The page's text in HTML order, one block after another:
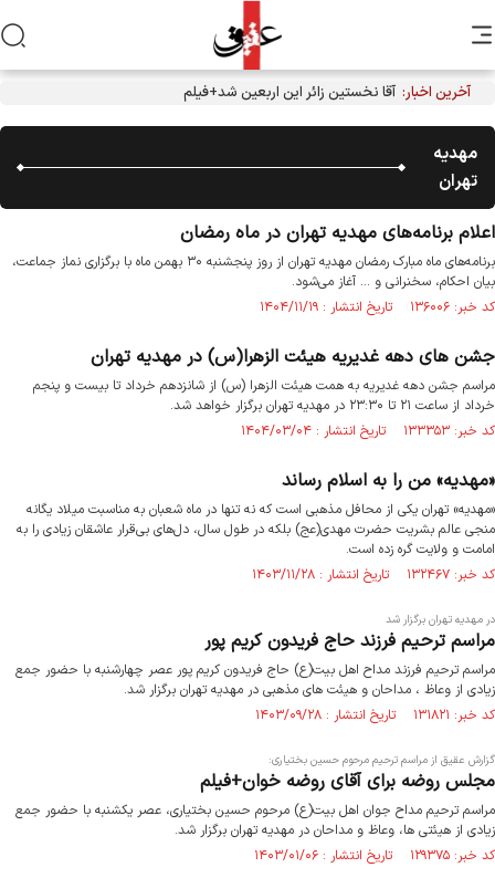
آخرین اخبار: آقا نخستین زائر این اربعین شد+فیلم
مهدیه
تهران
اعلام برنامه‌های مهدیه تهران در ماه رمضان
برنامه‌های ماه مبارک رمضان مهدیه تهران از روز پنجشنبه ۳۰ بهمن ماه با برگزاری نماز جماعت،
بیان احکام، سخنرانی و ... آغاز می‌شود.
کد خبر: ۱۳۶۰۰۶ تاریخ انتشار : ۱۴۰۴/۱۱/۱۹
جشن های دهه غدیریه هیئت الزهرا(س) در مهدیه تهران
مراسم جشن دهه غدیریه به همت هیئت الزهرا (س) از شانزدهم خرداد تا بیست و پنجم
خرداد از ساعت ۲۱ تا ۲۳:۳۰ در مهدیه تهران برگزار خواهد شد.
کد خبر: ۱۳۳۳۵۳ تاریخ انتشار : ۱۴۰۴/۰۳/۰۴
«مهدیه» من را به اسلام رساند
«مهدیه» تهران یکی از محافل مذهبی است که نه تنها در ماه شعبان به مناسبت میلاد یگانه
منجی عالم بشریت حضرت مهدی(عج) بلکه در طول سال، دل‌های بی‌قرار عاشقان زیادی را به
امامت و ولایت گره زده است.
کد خبر: ۱۳۲۴۶۷ تاریخ انتشار : ۱۴۰۳/۱۱/۲۸
در مهدیه تهران برگزار شد
مراسم ترحیم فرزند حاج فریدون کریم پور
مراسم ترحیم فرزند مداح اهل بیت(ع) حاج فریدون کریم پور عصر چهارشنبه با حضور جمع
زیادی از وعاظ ، مداحان و هیئت های مذهبی در مهدیه تهران برگزار شد.
کد خبر: ۱۳۱۸۲۱ تاریخ انتشار : ۱۴۰۳/۰۹/۲۸
گزارش عقیق از مراسم ترحیم مرحوم حسین بختیاری:
مجلس روضه برای آقای روضه خوان+فیلم
مراسم ترحیم مداح جوان اهل بیت(ع) مرحوم حسین بختیاری، عصر یکشنبه با حضور جمع
زیادی از هیئتی ها، وعاظ و مداحان در مهدیه تهران برگزار شد.
کد خبر: ۱۲۹۳۷۵ تاریخ انتشار : ۱۴۰۳/۰۱/۰۶